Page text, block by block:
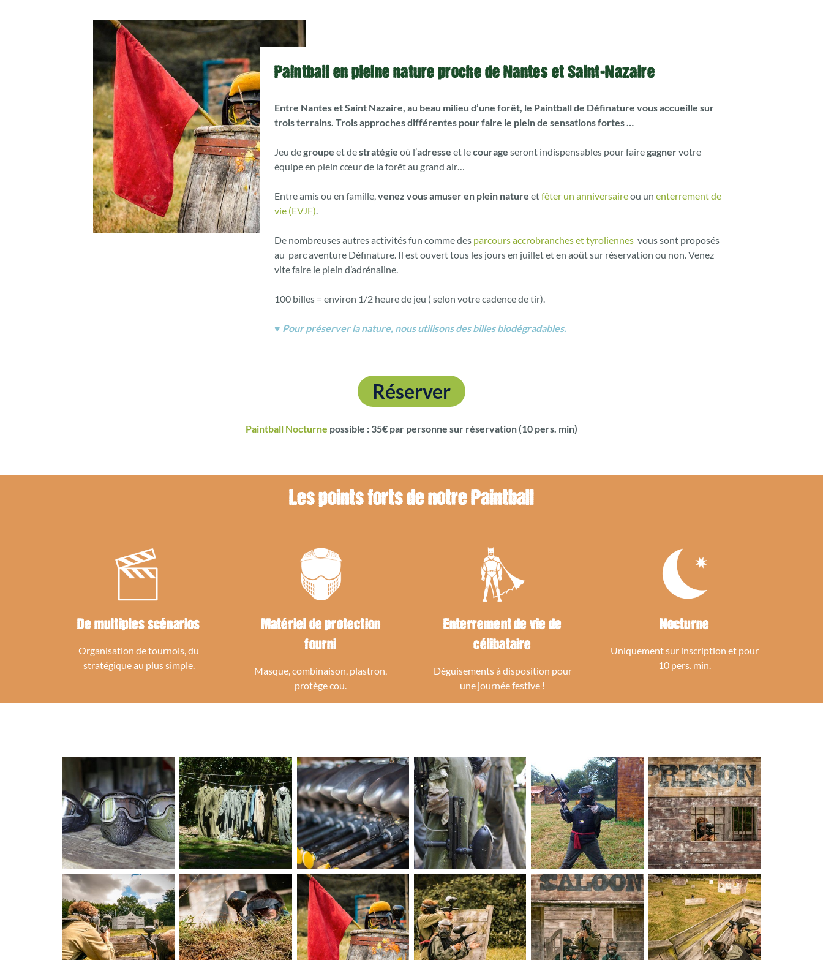
Paintball en pleine nature proche de Nantes et Saint-Nazaire
Entre Nantes et Saint Nazaire, au beau milieu d’une forêt, le Paintball de Définature vous accueille sur
trois terrains. Trois approches différentes pour faire le plein de sensations fortes …
Jeu degroupe et destratégie où l’adresse et lecourage seront indispensables pour fairegagnervotre
équipe en plein cœur de la forêt au grand air…
Entre amis ou en famille,venez vous amuser en plein nature etfêter un anniversaireou un enterrement de
vie (EVJF).
De nombreuses autres activités fun comme des parcours accrobranches et tyroliennesvous sont proposés
au parc aventure Définature. Il est ouvert tous les jours en juillet et en août sur réservation ou non. Venez
vite faire le plein d’adrénaline.
100 billes = environ 1/2 heure de jeu ( selon votre cadence de tir).
♥ Pour préserver la nature, nous utilisons des billes biodégradables.
Réserver
Paintball Nocturne possible : 35€ par personne sur réservation (10 pers. min)
Les points forts de notre Paintball
De multiples scénarios
Organisation de tournois, du
stratégique au plus simple.
Matériel de protection
fourni
Masque, combinaison, plastron,
protège cou.
Enterrement de vie de
célibataire
Déguisements à disposition pour
une journée festive !
Nocturne
Uniquement sur inscription et pour
10 pers. min.